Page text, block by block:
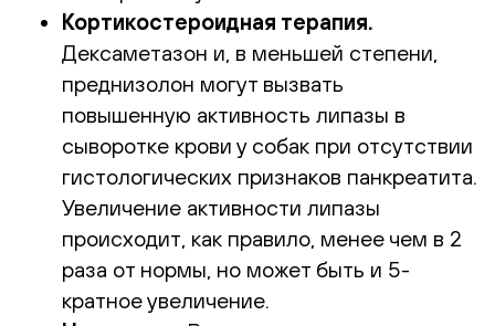
Кортикостероидная терапия.
Дексаметазон и, в меньшей степени,
преднизолон могут вызвать
повышенную активность липазы в
сыворотке крови у собак при отсутствии
гистологических признаков панкреатита.
Увеличение активности липазы
происходит, как правило, менее чем в 2
раза от нормы, но может быть и 5-
кратное увеличение.